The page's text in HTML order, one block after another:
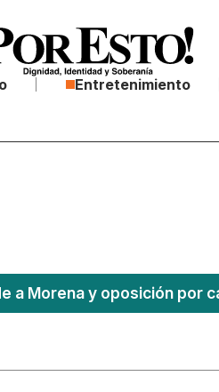
Entretenimiento
a Morena y oposición por